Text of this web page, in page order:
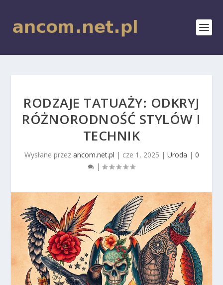
RODZAJE TATUAŻY: ODKRYJ
RÓŻNORODNOŚĆ STYLÓW I
TECHNIK
Wysłane przez ancom.net.pl | cze 1, 2025 | Uroda | 0
|